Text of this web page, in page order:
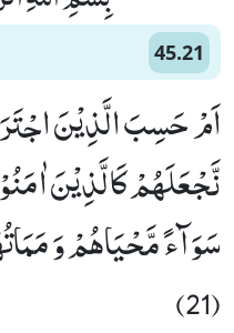
45.21
اَمْ حَسِبَ الَّذِیْنَ
نَّجْعَلَهُمْ كَالَّذِیْنَ
سَوَآءً مَّحْیَاهُمْ وَ
(21)